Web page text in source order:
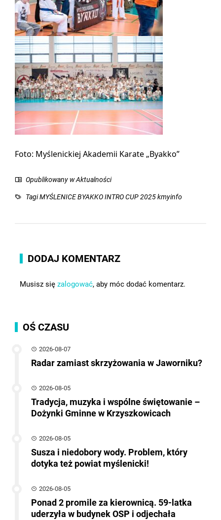
Foto: Myślenickiej Akademii Karate „Byakko”
Opublikowany wAktualności
TagiMYŚLENICE BYAKKO INTRO CUP 2025 kmyinfo
DODAJ KOMENTARZ
Musisz się zalogować, aby móc dodać komentarz.
OŚ CZASU
2026-08-07
Radar zamiast skrzyżowania w Jaworniku?
2026-08-05
Tradycja, muzyka i wspólne świętowanie –
Dożynki Gminne w Krzyszkowicach
2026-08-05
Susza i niedobory wody. Problem, który
dotyka też powiat myślenicki!
2026-08-05
Ponad 2 promile za kierownicą. 59-latka
uderzyła w budynek OSP i odjechała